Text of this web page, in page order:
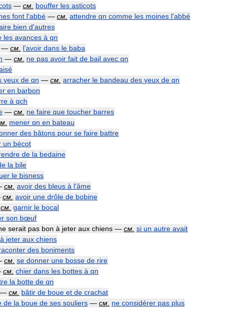
— см bouffer les asticots
font l'abbé — см attendre qn comme les moines l'abbé
bien d'autres
les avances à qn
— см l'avoir dans le baba
— см ne pas avoir fait de bail avec qn
yeux de qn — см arracher le bandeau des yeux de qn
en barbon
à qch
— см ne faire que toucher barres
mener qn en bateau
des bâtons pour se faire battre
un bécot
de la bedaine
la bile
le bisness
см avoir des bleus à l'âme
см avoir une drôle de bobine
см garnir le bocal
son bœuf
serait pas bon à jeter aux chiens — см si un autre avait
à jeter aux chiens
des boniments
см se donner une bosse de rire
см chier dans les bottes à qn
la botte de qn
— см bâtir de boue et de crachat
de la boue de ses souliers — см ne considérer pas plus